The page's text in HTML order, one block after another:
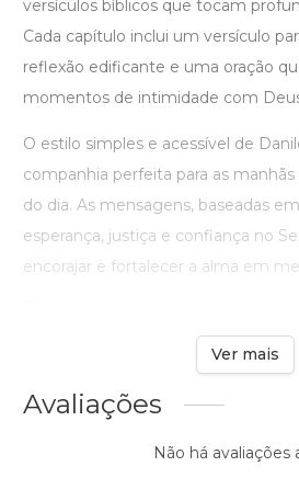
versículos bíblicos que tocam
Cada capítulo inclui um versículo
reflexão edificante e uma oração
momentos de intimidade com
O estilo simples e acessível de
companhia perfeita para as
do dia. As mensagens, baseadas
esperança, justiça e confiança no
encorajar e fortalecer a alma em
Ver mais
Avaliações
Não há avaliações